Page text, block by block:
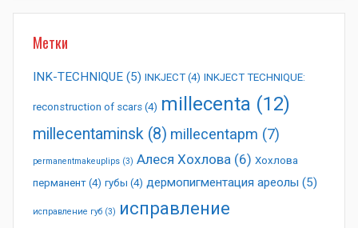
Метки
INK-TECHNIQUE (5) INKJECT (4) INKJECT TECHNIQUE:
reconstruction of scars (4) millecenta (12)
millecentaminsk (8) millecentapm (7)
permanentmakeuplips (3) Алеся Хохлова (6) Хохлова
перманент (4) губы (4) дермопигментация ареолы (5)
исправление губ (3) исправление